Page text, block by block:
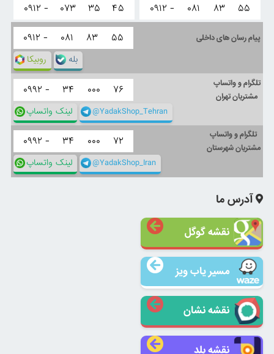
۰۹۱۲ - ۰۸۱ ۸۳ ۵۵ ۰۹۱۲ - ۰۷۳ ۳۵ ۴۵
پیام رسان های داخلی ۰۹۱۲ - ۰۸۱ ۸۳ ۵۵
روبیکا بله
تلگرام و واتساپ
مشتریان تهران
۰۹۹۲ - ۳۴ ۰۰۰ ۷۶
لینک واتساپ @YadakShop_Tehran
تلگرام و واتساپ
مشتریان شهرستان
۰۹۹۲ - ۳۴ ۰۰۰ ۷۲
لینک واتساپ @YadakShop_Iran
آدرس ما
نقشه گوگل
مسیر یاب ویز
نقشه نشان
نقشه بلد